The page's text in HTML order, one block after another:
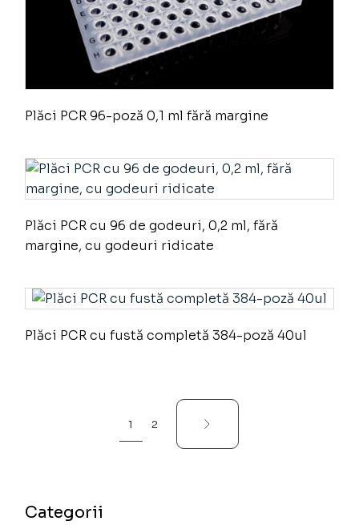
Plăci PCR 96-poză 0,1 ml fără margine
Plăci PCR cu 96 de godeuri, 0,2 ml, fără
margine, cu godeuri ridicate
Plăci PCR cu fustă completă 384-poză 40ul
1 2
Categorii